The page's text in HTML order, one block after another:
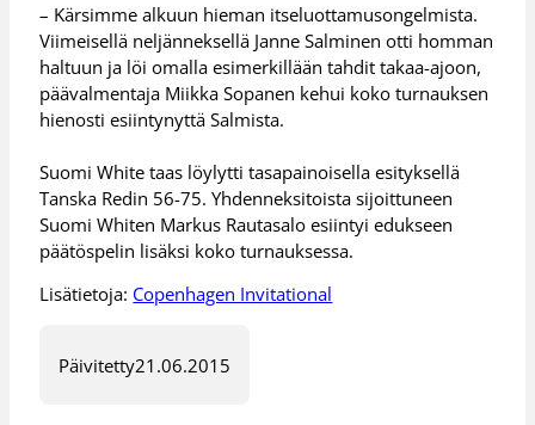
– Kärsimme alkuun hieman itseluottamusongelmista.
Viimeisellä neljänneksellä Janne Salminen otti homman
haltuun ja löi omalla esimerkillään tahdit takaa-ajoon,
päävalmentaja Miikka Sopanen kehui koko turnauksen
hienosti esiintynyttä Salmista.
Suomi White taas löylytti tasapainoisella esityksellä
Tanska Redin 56-75. Yhdenneksitoista sijoittuneen
Suomi Whiten Markus Rautasalo esiintyi edukseen
päätöspelin lisäksi koko turnauksessa.
Lisätietoja: Copenhagen Invitational
Päivitetty21.06.2015